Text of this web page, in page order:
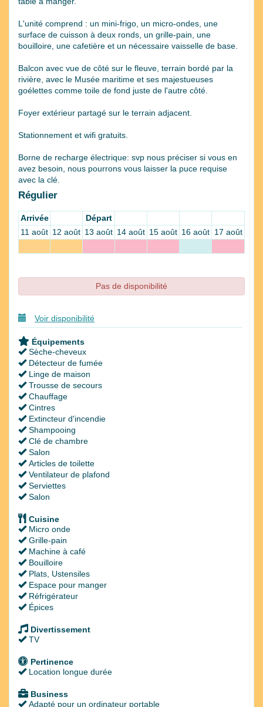
L'unité comprend : un mini-frigo, un micro-ondes, une
surface de cuisson à deux ronds, un grille-pain, une
bouilloire, une cafetière et un nécessaire vaisselle de base.
Balcon avec vue de côté sur le fleuve, terrain bordé par la
rivière, avec le Musée maritime et ses majestueuses
goélettes comme toile de fond juste de l'autre côté.
Foyer extérieur partagé sur le terrain adjacent.
Stationnement et wifi gratuits.
Borne de recharge électrique: svp nous préciser si vous en
avez besoin, nous pourrons vous laisser la puce requise
avec la clé.
Régulier
Arrivée
Départ
11 août 12 août 13 août 14 août 15 août 16 août 17 août
Pas de disponibilité
Voir disponibilité
Équipements
Sèche-cheveux
Détecteur de fumée
Linge de maison
Trousse de secours
Chauffage
Cintres
Extincteur d'incendie
Shampooing
Clé de chambre
Salon
Articles de toilette
Ventilateur de plafond
Serviettes
Salon
Cuisine
Micro onde
Grille-pain
Machine à café
Bouilloire
Plats, Ustensiles
Espace pour manger
Réfrigérateur
Épices
Divertissement
TV
Pertinence
Location longue durée
Business
Adapté pour un ordinateur portable